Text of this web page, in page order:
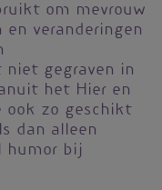
om mevrouw
veranderingen
niet gegraven in
het Hier en
ook zo geschikt
dan alleen
humor bij